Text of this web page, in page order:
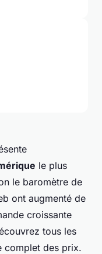
le plus
le baromètre de
ont augmenté de
croissante
tous les
complet des prix.